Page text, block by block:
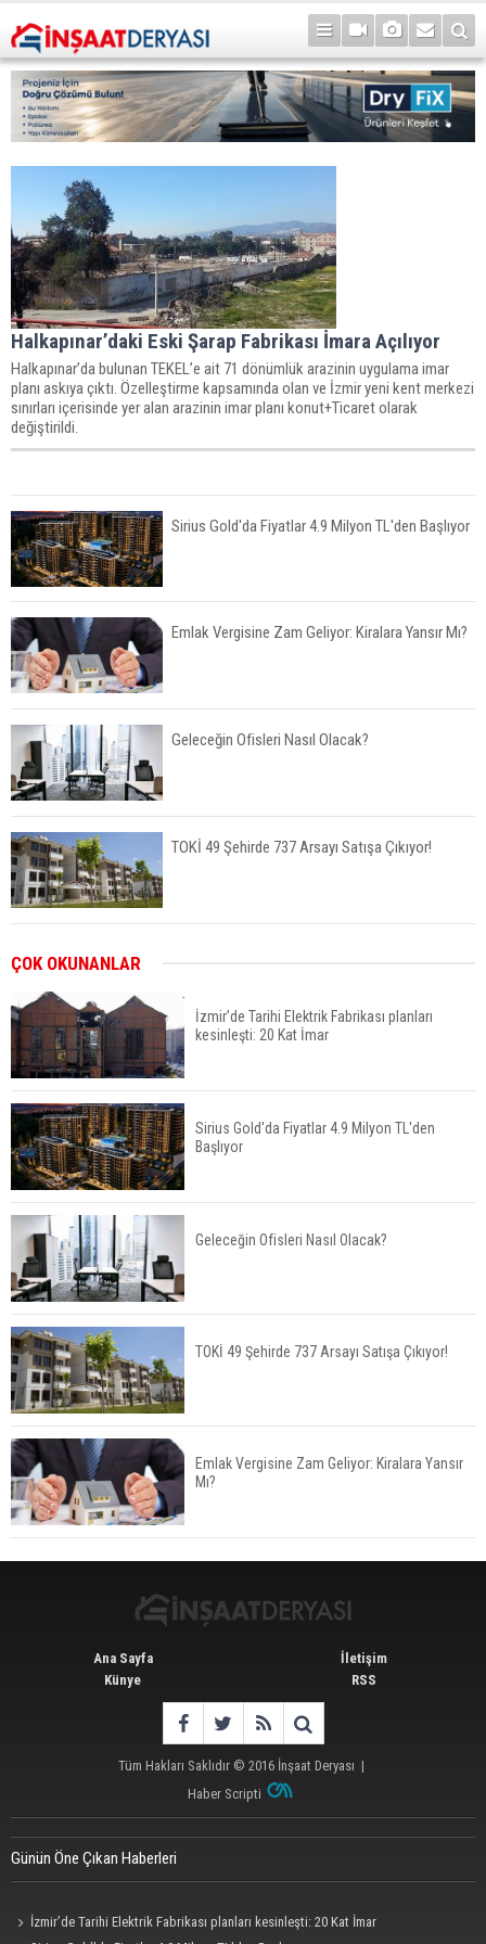
Halkapınar’daki Eski Şarap Fabrikası İmara Açılıyor
Halkapınar’da bulunan TEKEL’e ait 71 dönümlük arazinin uygulama imar
planı askıya çıktı. Özelleştirme kapsamında olan ve İzmir yeni kent merkezi
sınırları içerisinde yer alan arazinin imar planı konut+Ticaret olarak
değiştirildi.
Sirius Gold'da Fiyatlar 4.9 Milyon TL'den Başlıyor
Emlak Vergisine Zam Geliyor: Kiralara Yansır Mı?
Geleceğin Ofisleri Nasıl Olacak?
TOKİ 49 Şehirde 737 Arsayı Satışa Çıkıyor!
Fuzul’den Konut ve Araç Finansmanında Kişiye
Özel Terzi Usulü Planlama
Urla’da 8 Arsa 409 Milyon TL’ye Satışta
Kalyon İnşaat BAE'nin İlk Yüksek Hızlı Demiryolu
Hattını İnşa Ediyor
ABD'de Konut Kredisi Faizi Son Bir Yılın En
Yüksek Seviyesinde
TOKİ 51 İlde 540 Konut ve İş Yerini Satışa
Sunuyor
ÇOK OKUNANLAR
İzmir’de Tarihi Elektrik Fabrikası planları
kesinleşti: 20 Kat İmar
Sirius Gold'da Fiyatlar 4.9 Milyon TL'den
Başlıyor
Geleceğin Ofisleri Nasıl Olacak?
TOKİ 49 Şehirde 737 Arsayı Satışa Çıkıyor!
Emlak Vergisine Zam Geliyor: Kiralara Yansır
Mı?
Ana Sayfa
Künye
İletişim
RSS
Tüm Hakları Saklıdır © 2016 İnşaat Deryası |
Haber Scripti
Günün Öne Çıkan Haberleri
İzmir’de Tarihi Elektrik Fabrikası planları kesinleşti: 20 Kat İmar